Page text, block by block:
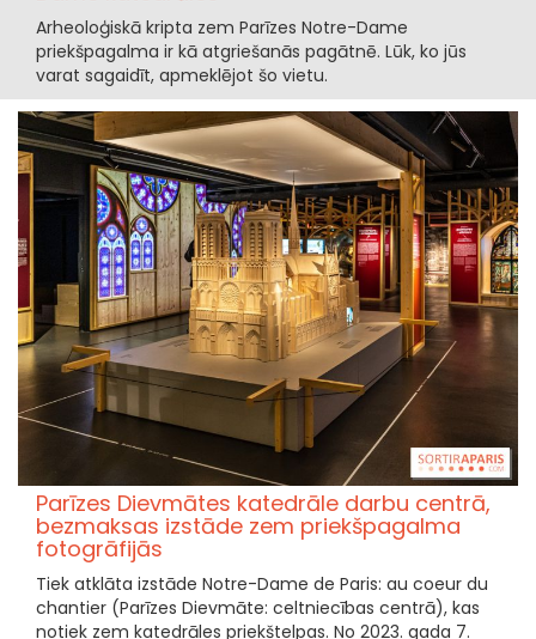
Arheoloģiskā kripta zem Parīzes Notre-Dame
priekšpagalma ir kā atgriešanās pagātnē. Lūk, ko jūs
varat sagaidīt, apmeklējot šo vietu.
Parīzes Dievmātes katedrāle darbu centrā,
bezmaksas izstāde zem priekšpagalma
fotogrāfijās
Tiek atklāta izstāde Notre-Dame de Paris: au coeur du
chantier (Parīzes Dievmāte: celtniecības centrā), kas
notiek zem katedrāles priekštelpas. No 2023. gada 7.